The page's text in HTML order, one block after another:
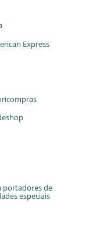
Express
portadores de
especiais